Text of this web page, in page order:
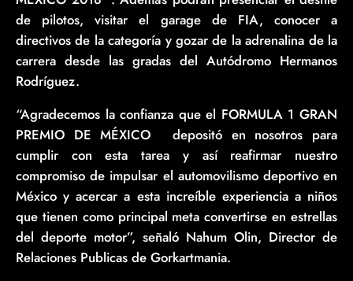
de pilotos, visitar el garage de FIA, conocer a
directivos de la categoría y gozar de la adrenalina de la
carrera desde las gradas del Autódromo Hermanos
Rodríguez.
“Agradecemos la confianza que el FORMULA 1 GRAN
PREMIO DE MÉXICO
depositó en nosotros para
cumplir con esta tarea y así reafirmar nuestro
compromiso de impulsar el automovilismo deportivo en
México y acercar a esta increíble experiencia a niños
que tienen como principal meta convertirse en estrellas
del deporte motor”, señaló Nahum Olin, Director de
Relaciones Publicas de Gorkartmania.